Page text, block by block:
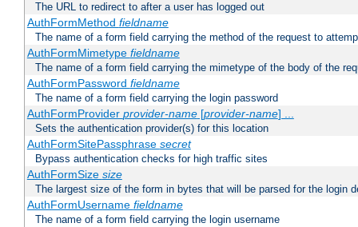
The URL to redirect to after a user has logged out
AuthFormMethod fieldname
The name of a form field carrying the method of the request to
AuthFormMimetype fieldname
The name of a form field carrying the mimetype of the body of the
AuthFormPassword fieldname
The name of a form field carrying the login password
AuthFormProvider provider-name[provider-name] ...
Sets the authentication provider(s) for this location
AuthFormSitePassphrase secret
Bypass authentication checks for high traffic sites
AuthFormSize size
The largest size of the form in bytes that will be parsed for the login
AuthFormUsername fieldname
The name of a form field carrying the login username